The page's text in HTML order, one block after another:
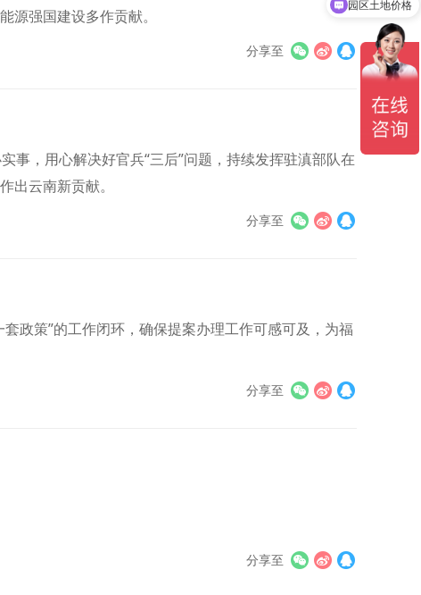
强国建设多作贡献。
分享至
事，用心解决好官兵“三后”问题，持续发挥驻滇部队在
出云南新贡献。
分享至
政策”的工作闭环，确保提案办理工作可感可及，为福
分享至
分享至
园区楼宇和厂房价格